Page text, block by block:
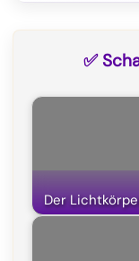
o
k
✅
Der